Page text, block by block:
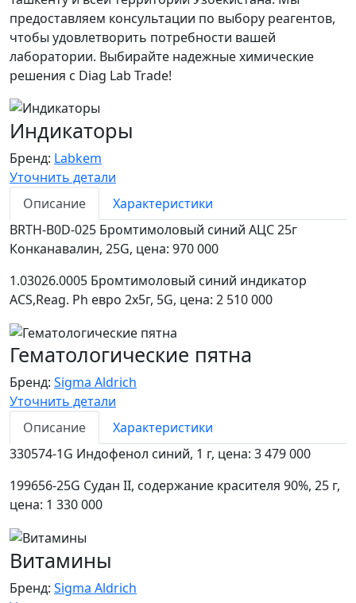
предоставляем консультации по выбору реагентов,
чтобы удовлетворить потребности вашей
лаборатории. Выбирайте надежные химические
решения с Diag Lab Trade!
Индикаторы
Бренд: Labkem
Уточнить детали
Описание
Характеристики
BRTH-B0D-025 Бромтимоловый синий АЦС 25г
Конканавалин, 25G, цена: 970 000
1.03026.0005 Бромтимоловый синий индикатор
ACS,Reag. Ph евро 2х5г, 5G, цена: 2 510 000
Гематологические пятна
Бренд: Sigma Aldrich
Уточнить детали
Описание
Характеристики
330574-1G Индофенол синий, 1 г, цена: 3 479 000
199656-25G Судан II, содержание красителя 90%, 25 г,
цена: 1 330 000
Витамины
Бренд: Sigma Aldrich